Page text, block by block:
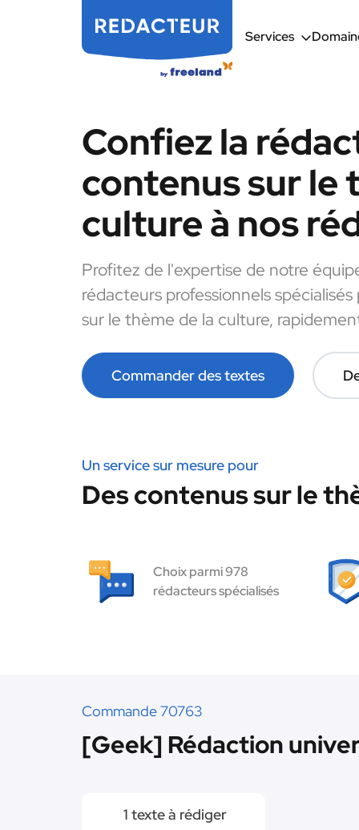
Services
Confiez la
contenus sur le
culture à nos
Profitez de l'expertise de notre
rédacteurs professionnels
sur le thème de la culture,
Commander des textes
Un service sur mesure pour
Des contenus sur le
Choix parmi 978
rédacteurs spécialisés
Commande 70763
[Geek] Rédaction
1 texte à rédiger